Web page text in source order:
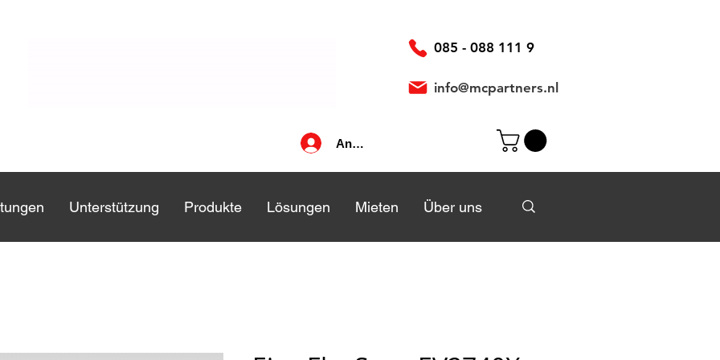
Anmelden
085 - 088 111 9
info@mcpartners.nl
Unterstützung Produkte Lösungen Mieten Über uns
Unterstützung Produkte Lösungen Mieten Über uns